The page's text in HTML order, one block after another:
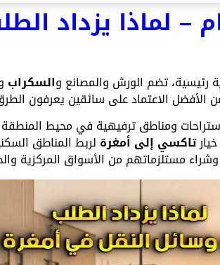
– لماذا يزداد
رئيسية، تضم الورش والمصانع والسكراب
من الأفضل الاعتماد على سائقين يعرفون
ومناطق ترفيهية في محيط
تاكسي إلى أمغرة لربط المناطق
مستلزماتهم من الأسواق المركزية